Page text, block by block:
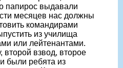
папирос выдавали
месяцев нас должны
командирами
из училища
или лейтенантами.
второй взвод, второе
были ребята из